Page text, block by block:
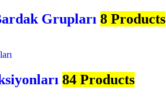
Grupları 8 Products
84 Products